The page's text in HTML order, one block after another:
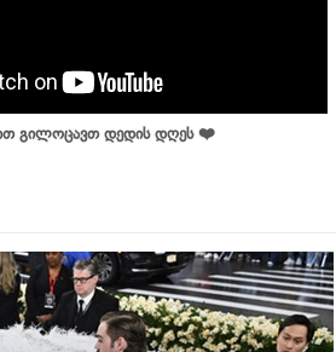
გილოცავთ დედის დღეს ❤️